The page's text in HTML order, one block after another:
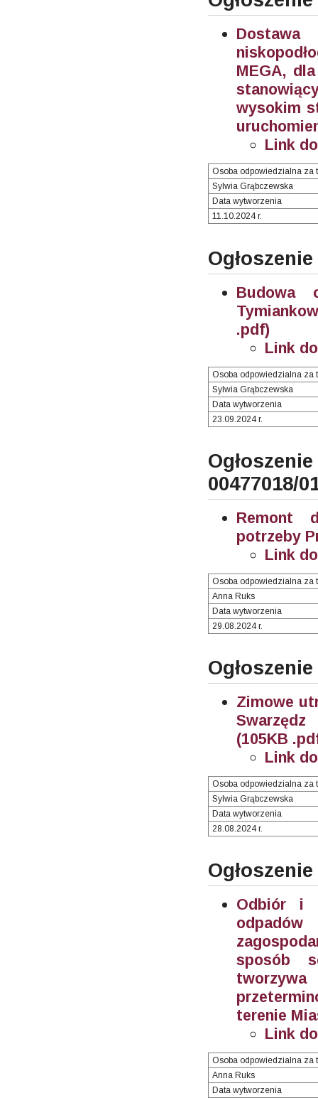
MEGA,
wysokim
Link
Osoba odpowiedzialna za
Sylwia Grąbczewska
Data wytworzenia
11.10.2024 r.
Budowa
.pdf)
Link
Osoba odpowiedzialna za
Sylwia Grąbczewska
Data wytworzenia
23.09.2024 r.
00477018/
Remont
potrzeby
Link
Osoba odpowiedzialna za
Anna Ruks
Data wytworzenia
29.08.2024 r.
Zimowe
(105KB
Link
Osoba odpowiedzialna za
Sylwia Grąbczewska
Data wytworzenia
28.08.2024 r.
Odbiór i
sposób
terenie
Link
Osoba odpowiedzialna za
Anna Ruks
Data wytworzenia